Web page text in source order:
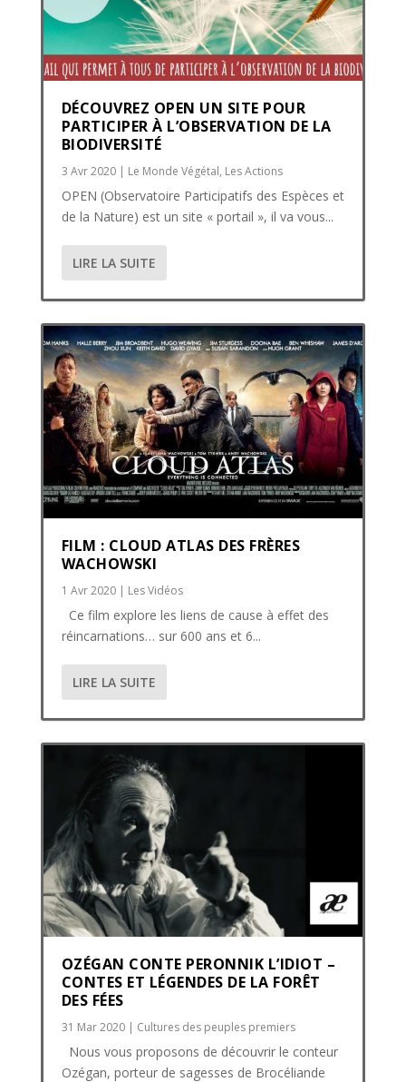
DÉCOUVREZ OPEN UN SITE POUR
PARTICIPER À L’OBSERVATION DE LA
BIODIVERSITÉ
3 Avr 2020| Le Monde Végétal, Les Actions
OPEN (Observatoire Participatifs des Espèces et
de la Nature) est un site « portail », il va vous...
LIRE LA SUITE
FILM : CLOUD ATLAS DES FRÈRES
WACHOWSKI
1 Avr 2020| Les Vidéos
Ce film explore les liens de cause à effet des
réincarnations… sur 600 ans et 6...
LIRE LA SUITE
OZÉGAN CONTE PERONNIK L’IDIOT –
CONTES ET LÉGENDES DE LA FORÊT
DES FÉES
31 Mar 2020| Cultures des peuples premiers
Nous vous proposons de découvrir le conteur
Ozégan, porteur de sagesses de Brocéliande